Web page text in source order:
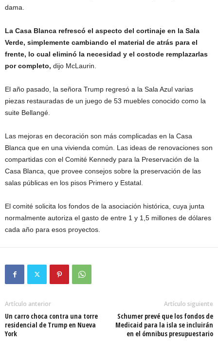
dama.
La Casa Blanca refrescó el aspecto del cortinaje en la Sala
Verde, simplemente cambiando el material de atrás para el
frente, lo cual eliminó la necesidad y el costode remplazarlas
por completo, dijo McLaurin.
El año pasado, la señora Trump regresó a la Sala Azul varias
piezas restauradas de un juego de 53 muebles conocido como la
suite Bellangé.
Las mejoras en decoración son más complicadas en la Casa
Blanca que en una vivienda común. Las ideas de renovaciones son
compartidas con el Comité Kennedy para la Preservación de la
Casa Blanca, que provee consejos sobre la preservación de las
salas públicas en los pisos Primero y Estatal.
El comité solicita los fondos de la asociación histórica, cuya junta
normalmente autoriza el gasto de entre 1 y 1,5 millones de dólares
cada año para esos proyectos.
Artículo anterior
Un carro choca contra una torre
residencial de Trump en Nueva
York
Artículo siguiente
Schumer prevé que los fondos de
Medicaid para la isla se incluirán
en el ómnibus presupuestario